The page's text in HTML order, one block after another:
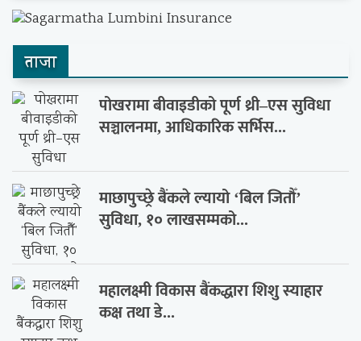
ताजा
पोखरामा बीवाइडीको पूर्ण थ्री–एस सुविधा
सञ्चालनमा, आधिकारिक सर्भिस...
माछापुच्छ्रे बैंकले ल्यायो ‘बिल जितौँ’
सुविधा, १० लाखसम्मको...
महालक्ष्मी विकास बैंकद्धारा शिशु स्याहार
कक्ष तथा डे...